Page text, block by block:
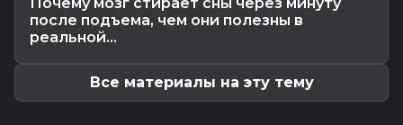
автомобиль, чтобы покататься
- 07.08.2026 12:34
после подъема, чем они полезны в
реальной...
Все материалы на эту тему